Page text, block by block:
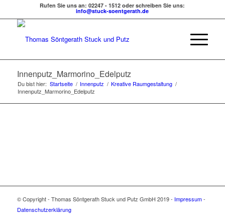
Rufen Sie uns an: 02247 - 1512 oder schreiben Sie uns:
info@stuck-soentgerath.de
Innenputz_Marmorino_Edelputz
Du bist hier: Startseite / Innenputz / Kreative Raumgestaltung /
Innenputz_Marmorino_Edelputz
© Copyright - Thomas Söntgerath Stuck und Putz GmbH 2019 - Impressum-
Datenschutzerklärung